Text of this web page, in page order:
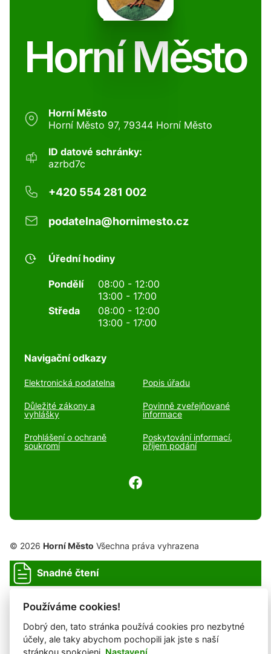
Horní Město
Horní Město
Horní Město 97, 79344 Horní Město
ID datové schránky:
azrbd7c
+420 554 281 002
podatelna@hornimesto.cz
Úřední hodiny
Pondělí
08:00 - 12:00
13:00 - 17:00
Středa
08:00 - 12:00
13:00 - 17:00
Navigační odkazy
Elektronická podatelna Popis úřadu
Důležité zákony a
vyhlášky
Povinně zveřejňované
informace
Prohlášení o ochraně
soukromí
Poskytování informací,
příjem podání
© 2026 Horní Město Všechna práva vyhrazena
Snadné čtení
Mapa webu
Provozovatel: DigiDay Czech s.r.o.
Používáme cookies!
Dobrý den, tato stránka používá cookies pro nezbytné
účely, ale taky abychom pochopili jak jste s naší
stránkou spokojeni. Nastavení